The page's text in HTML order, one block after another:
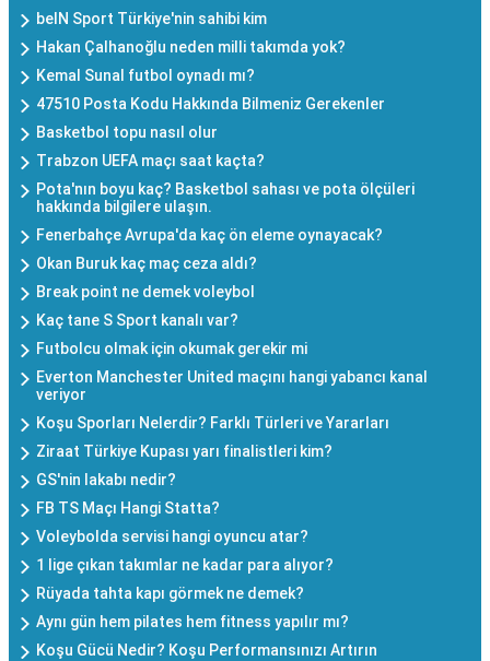
beIN Sport Türkiye'nin sahibi kim
Hakan Çalhanoğlu neden milli takımda yok?
Kemal Sunal futbol oynadı mı?
47510 Posta Kodu Hakkında Bilmeniz Gerekenler
Basketbol topu nasıl olur
Trabzon UEFA maçı saat kaçta?
Pota'nın boyu kaç? Basketbol sahası ve pota ölçüleri
hakkında bilgilere ulaşın.
Fenerbahçe Avrupa'da kaç ön eleme oynayacak?
Okan Buruk kaç maç ceza aldı?
Break point ne demek voleybol
Kaç tane S Sport kanalı var?
Futbolcu olmak için okumak gerekir mi
Everton Manchester United maçını hangi yabancı kanal
veriyor
Koşu Sporları Nelerdir? Farklı Türleri ve Yararları
Ziraat Türkiye Kupası yarı finalistleri kim?
GS'nin lakabı nedir?
FB TS Maçı Hangi Statta?
Voleybolda servisi hangi oyuncu atar?
1 lige çıkan takımlar ne kadar para alıyor?
Rüyada tahta kapı görmek ne demek?
Aynı gün hem pilates hem fitness yapılır mı?
Koşu Gücü Nedir? Koşu Performansınızı Artırın